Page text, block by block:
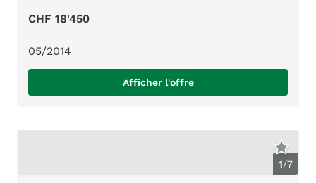
CHF 18'450
05/2014
Afficher l'offre
1/7